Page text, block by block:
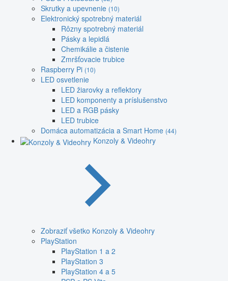
Skrutky a upevnenie (10)
Elektronický spotrebný materiál
Rôzny spotrebný materiál
Pásky a lepidlá
Chemikálie a čistenie
Zmršťovacie trubice
Raspberry Pi (10)
LED osvetlenie
LED žiarovky a reflektory
LED komponenty a príslušenstvo
LED a RGB pásky
LED trubice
Domáca automatizácia a Smart Home (44)
Konzoly & Videohry
Zobraziť všetko Konzoly & Videohry
PlayStation
PlayStation 1 a 2
PlayStation 3
PlayStation 4 a 5